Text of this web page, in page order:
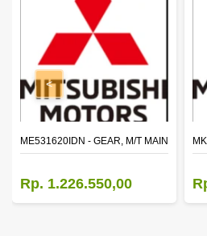
2ND SPEED (M035S5)
ME531620IDN - GEAR, M/T MAIN SHAFT
Rp. 1.226.550,00
<